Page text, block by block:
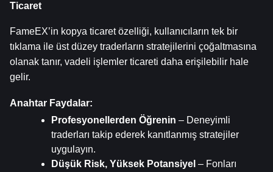
Ticaret
FameEX’in kopya ticaret özelliği, kullanıcıların tek bir
tıklama ile üst düzey traderların stratejilerini çoğaltmasına
olanak tanır, vadeli işlemler ticareti daha erişilebilir hale
gelir.
Anahtar Faydalar:
Profesyonellerden Öğrenin – Deneyimli
traderları takip ederek kanıtlanmış stratejiler
uygulayın.
Düşük Risk, Yüksek Potansiyel – Fonları